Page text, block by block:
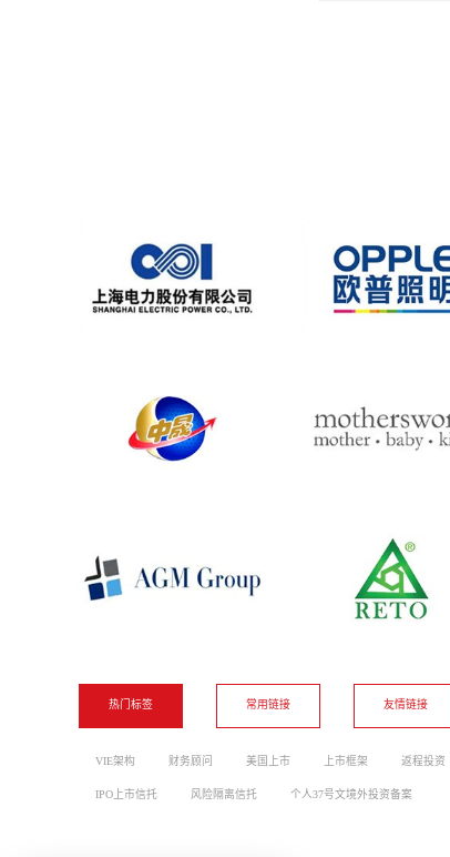
热门标签
VIE架构 财务顾问 美国上市 上市框架 返程投资
IPO上市信托 风险隔离信托 个人37号文境外投资备案
常用链接 友情链接